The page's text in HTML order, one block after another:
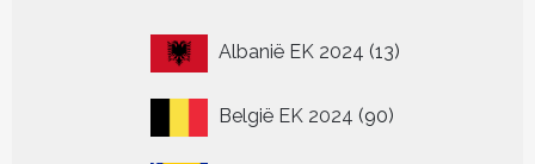
Albanië EK 2024 1313
België EK 2024 9090